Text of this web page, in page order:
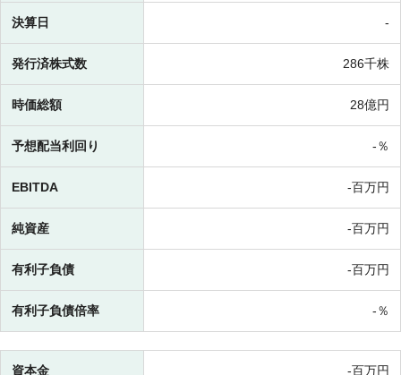
決算日 -
発行済株式数 286千株
時価総額 28億円
予想配当利回り -％
EBITDA -百万円
純資産 -百万円
有利子負債 -百万円
有利子負債倍率 -％
資本金 -百万円